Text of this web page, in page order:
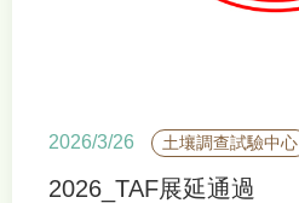
2026/3/26 土壤調查試驗中心
2026_TAF展延通過